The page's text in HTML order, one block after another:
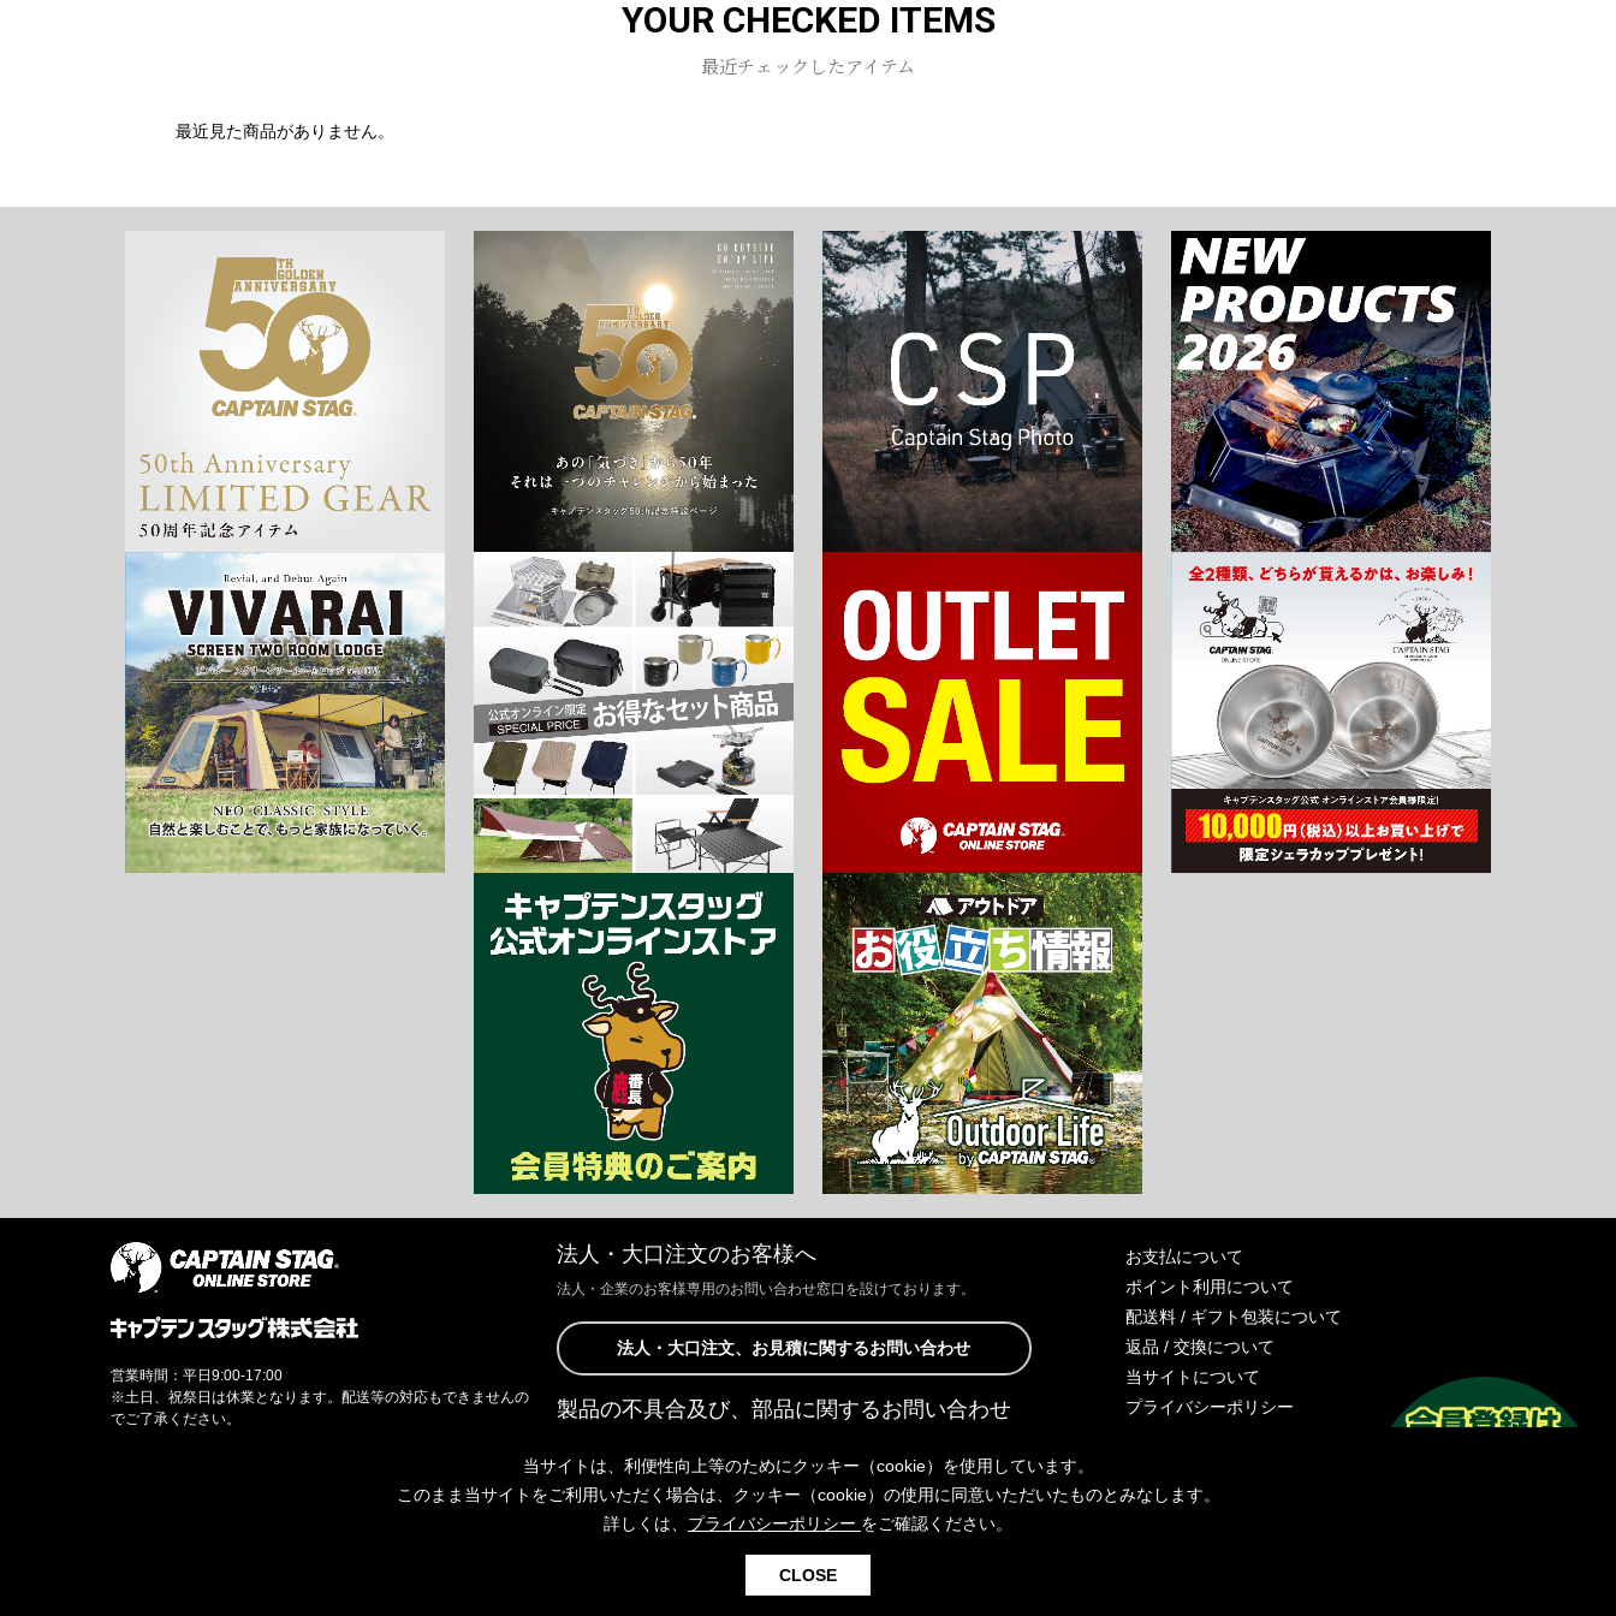
お買い物を続ける カートへ進む
YOUR CHECKED ITEMS
最近チェックしたアイテム
最近見た商品がありません。
法人・大口注文のお客様へ
法人・企業のお客様専用のお問い合わせ窓口を設けております。
法人・大口注文、お見積に関するお問い合わせ
製品の不具合及び、部品に関するお問い合わせ
きましては、Webサイトにて承っております。
以下よりご連絡ください。
お支払について
ポイント利用について
配送料 / ギフト包装について
返品 / 交換について
当サイトについて
プライバシーポリシー
お問い合わせ
営業時間：平日9:00-17:00
※土日、祝祭日は休業となります。配送等の対応もできませんの
でご了承ください。
当サイトは、利便性向上等のためにクッキー（cookie）を使用しています。
このまま当サイトをご利用いただく場合は、クッキー（cookie）の使用に同意いただいたものとみなします。
詳しくは、 プライバシーポリシー をご確認ください。
CLOSE